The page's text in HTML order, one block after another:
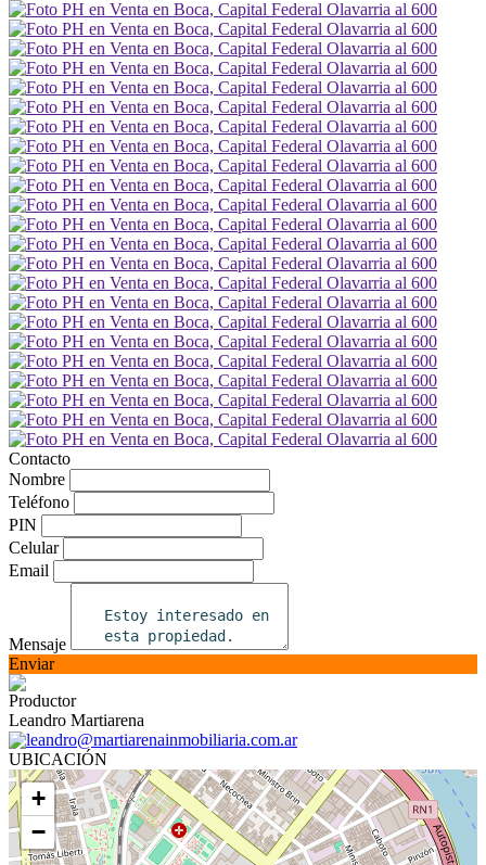
Contacto
Nombre
Teléfono
PIN
Celular
Email
Mensaje
Enviar
Productor
Leandro Martiarena
leandro@martiarenainmobiliaria.com.ar
UBICACIÓN
+
−